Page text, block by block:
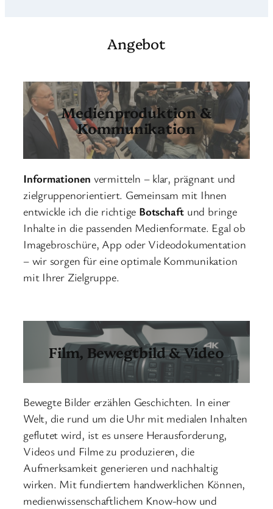
Angebot
Medienproduktion &
Kommunikation
Informationen vermitteln – klar, prägnant und
zielgruppenorientiert. Gemeinsam mit Ihnen
entwickle ich die richtige Botschaft und bringe
Inhalte in die passenden Medienformate. Egal ob
Imagebroschüre, App oder Videodokumentation
– wir sorgen für eine optimale Kommunikation
mit Ihrer Zielgruppe.
Film, Bewegtbild & Video
Bewegte Bilder erzählen Geschichten. In einer
Welt, die rund um die Uhr mit medialen Inhalten
geflutet wird, ist es unsere Herausforderung,
Videos und Filme zu produzieren, die
Aufmerksamkeit generieren und nachhaltig
wirken. Mit fundiertem handwerklichen Können,
medienwissenschaftlichem Know-how und